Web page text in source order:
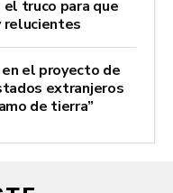
truco para que
relucientes
el proyecto de
extranjeros
de tierra”